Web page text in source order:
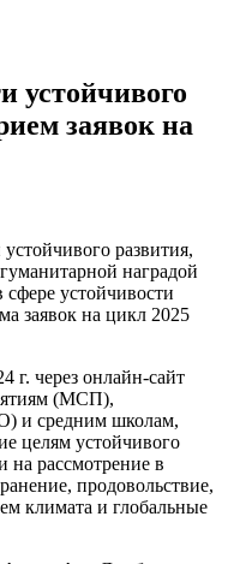
устойчивого
заявок на
развития,
наградой
устойчивости
заявок на цикл 2025
г. через онлайн-сайт
(МСП),
и средним школам,
целям устойчивого
на рассмотрение в
продовольствие,
климата и глобальные